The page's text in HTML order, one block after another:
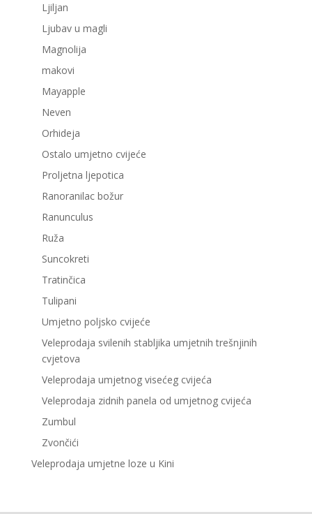
Ljiljan
Ljubav u magli
Magnolija
makovi
Mayapple
Neven
Orhideja
Ostalo umjetno cvijeće
Proljetna ljepotica
Ranoranilac božur
Ranunculus
Ruža
Suncokreti
Tratinčica
Tulipani
Umjetno poljsko cvijeće
Veleprodaja svilenih stabljika umjetnih trešnjinih
cvjetova
Veleprodaja umjetnog visećeg cvijeća
Veleprodaja zidnih panela od umjetnog cvijeća
Zumbul
Zvončići
Veleprodaja umjetne loze u Kini